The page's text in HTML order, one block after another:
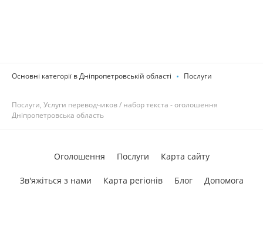
Основні категорії в Дніпропетровській області Послуги
Послуги, Услуги переводчиков / набор текста - оголошення
Дніпропетровська область
Оголошення Послуги Карта сайту
Зв'яжіться з нами Карта регіонів Блог Допомога